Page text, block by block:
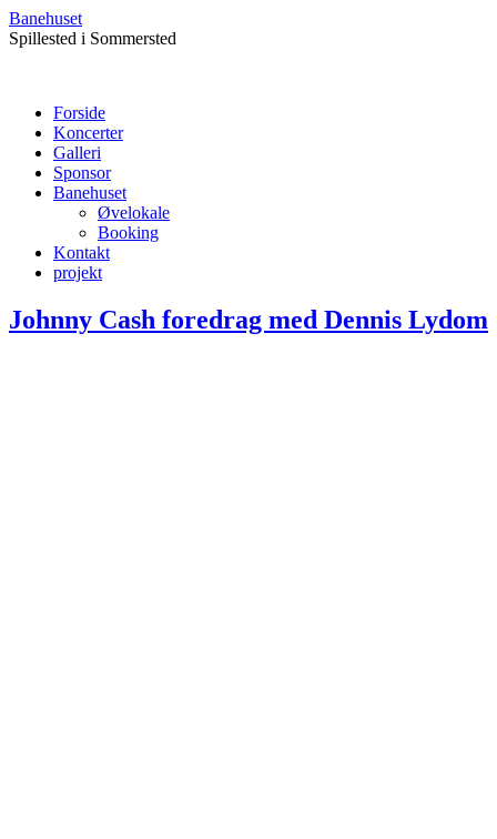
Banehuset
Spillested i Sommersted
Forside
Koncerter
Galleri
Sponsor
Banehuset
Øvelokale
Booking
Kontakt
projekt
Johnny Cash foredrag med Dennis Lydom